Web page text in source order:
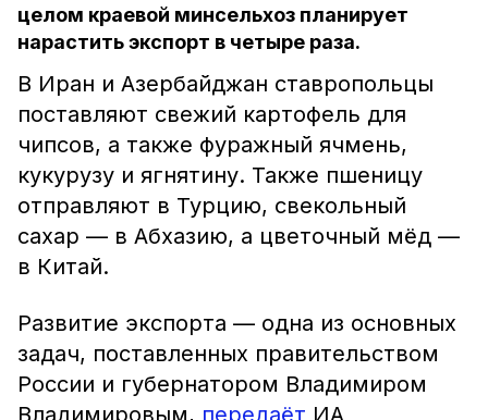
целом краевой минсельхоз планирует
нарастить экспорт в четыре раза.
В Иран и Азербайджан ставропольцы
поставляют свежий картофель для
чипсов, а также фуражный ячмень,
кукурузу и ягнятину. Также пшеницу
отправляют в Турцию, свекольный
сахар — в Абхазию, а цветочный мёд —
в Китай.
Развитие экспорта — одна из основных
задач, поставленных правительством
России и губернатором Владимиром
Владимировым, передаёт ИА